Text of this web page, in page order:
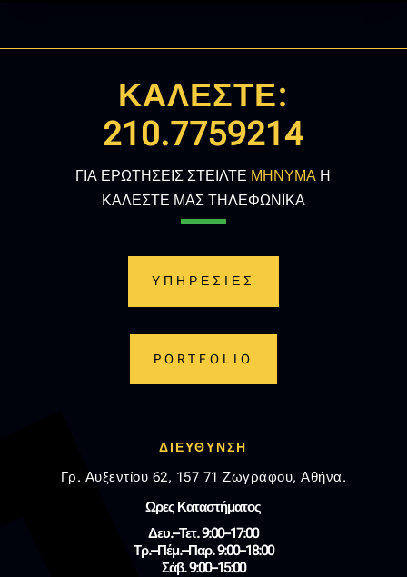
ΚΑΛΕΣΤΕ:
210.7759214
ΓΙΑ ΕΡΩΤΗΣΕΙΣ ΣΤΕΙΛΤΕ ΜΗΝΥΜΑ Η
ΚΑΛΕΣΤΕ ΜΑΣ ΤΗΛΕΦΩΝΙΚΑ
ΥΠΗΡΕΣΙΕΣ
PORTFOLIO
ΔΙΕΥΘΥΝΣΗ
Γρ. Αυξεντίου 62, 157 71 Ζωγράφου, Αθήνα.
Ωρες Καταστήματος
Δευ.–Τετ. 9:00–17:00
Τρ.–Πέμ.–Παρ. 9:00–18:00
Σάβ. 9:00–15:00